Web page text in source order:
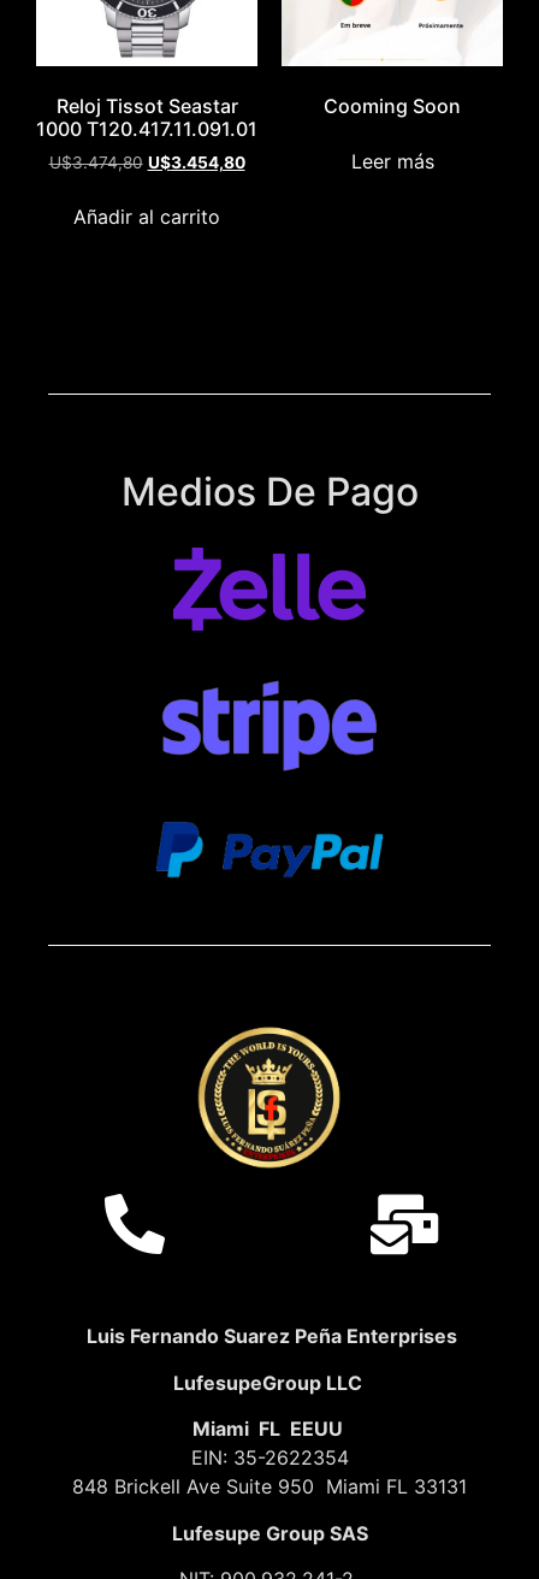
Reloj Tissot Seastar
1000 T120.417.11.091.01
U$3.474,80 U$3.454,80
Añadir al carrito
Cooming Soon
Leer más
Medios De Pago
Luis Fernando Suarez Peña Enterprises
LufesupeGroup LLC
Miami FL EEUU
EIN: 35-2622354
848 Brickell Ave Suite 950 Miami FL 33131
Lufesupe Group SAS